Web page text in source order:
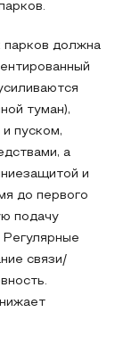
парков должна
туман),
пуском,
а
и
до первого
подачу
связи/